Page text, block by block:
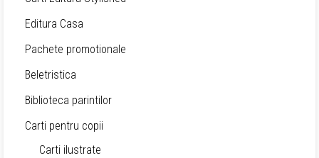
Editura Casa
Pachete promotionale
Beletristica
Biblioteca parintilor
Carti pentru copii
Carti ilustrate